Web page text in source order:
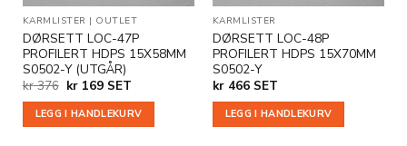
KARMLISTER | OUTLET
DØRSETT LOC-47P
PROFILERT HDPS 15X58MM
S0502-Y (UTGÅR)
kr376 Opprinnelig
var:
kr 376.
kr169Nåværende
er:
kr 169.
SET
LEGG I HANDLEKURV
KARMLISTER
DØRSETT LOC-48P
PROFILERT HDPS 15X70MM
S0502-Y
kr466 SET
LEGG I HANDLEKURV